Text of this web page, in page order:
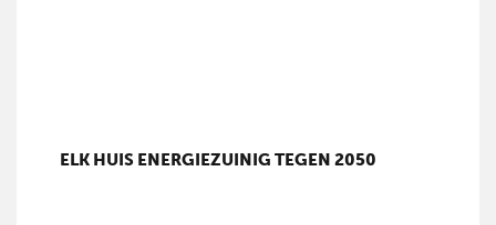
ELK HUIS ENERGIEZUINIG TEGEN 2050